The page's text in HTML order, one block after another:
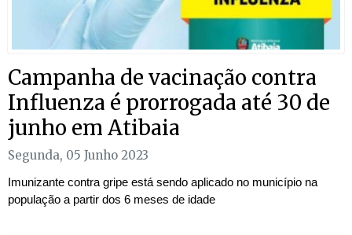
Campanha de vacinação contra
Influenza é prorrogada até 30 de
junho em Atibaia
Segunda, 05 Junho 2023
Imunizante contra gripe está sendo aplicado no município na
população a partir dos 6 meses de idade